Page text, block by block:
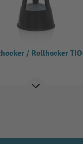
/ Rollhocker